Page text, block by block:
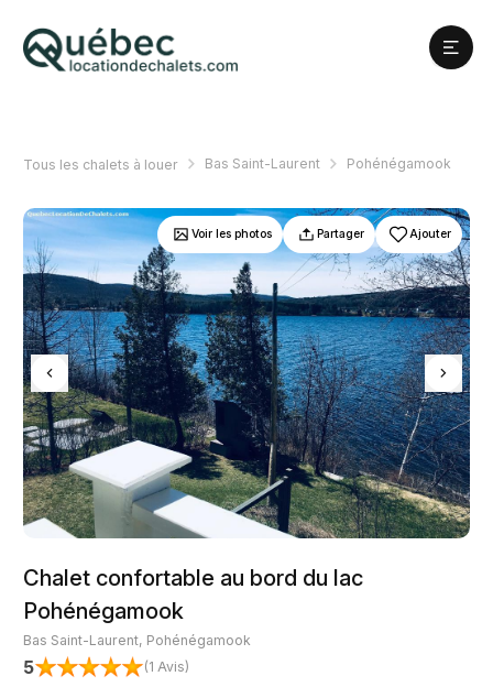
Tous les chalets à louer Bas Saint-Laurent Pohénégamook
Chalet confortable au bord du lac
Pohénégamook
Bas Saint-Laurent, Pohénégamook
5 (1 Avis)
Voir les photos Partager Ajouter